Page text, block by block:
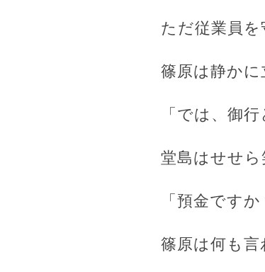
ただ従業員
篠原は静かに
「では、御
堂島はせせら
「預金です
篠原は何も言